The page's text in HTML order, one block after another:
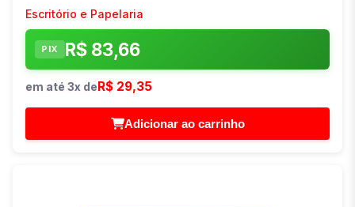
Escritório e Papelaria
PIX R$ 83,66
em até 3x de R$ 29,35
Adicionar ao carrinho